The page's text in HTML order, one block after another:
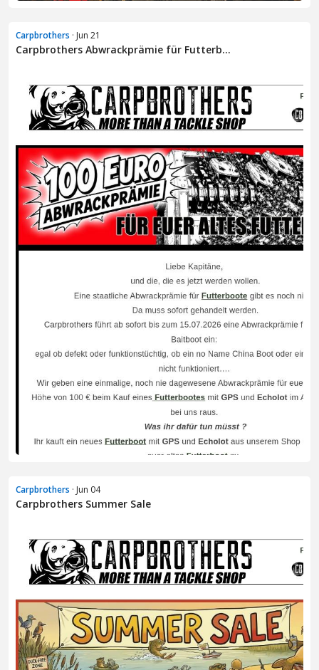
Carpbrothers · Jun 21
Carpbrothers Abwrackprämie für Futterb...
Carpbrothers · Jun 04
Carpbrothers Summer Sale